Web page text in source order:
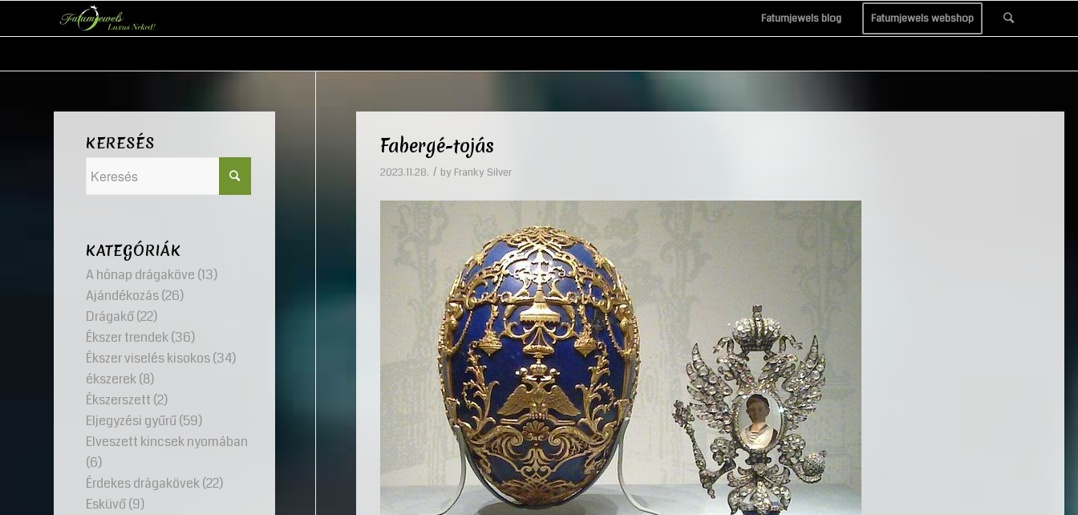
Fatumjewels blog Fatumjewels webshop
Fabergé-tojás
2023.11.28. / by Franky Silver
KERESÉS
KATEGÓRIÁK
A hónap drágaköve (13)
Ajándékozás(26)
Drágakő(22)
Ékszer trendek(36)
Ékszer viselés kisokos(34)
ékszerek(8)
Ékszerszett (2)
Eljegyzési gyűrű(59)
Elveszett kincsek nyomában
(6)
Érdekes drágakövek(22)
Esküvő(9)